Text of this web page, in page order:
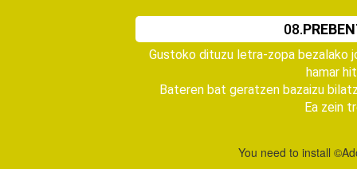
08.
Gustoko dituzu letra-zopa bezalako
hamar
Bateren bat geratzen bazaizu
Ea zein
You need to install